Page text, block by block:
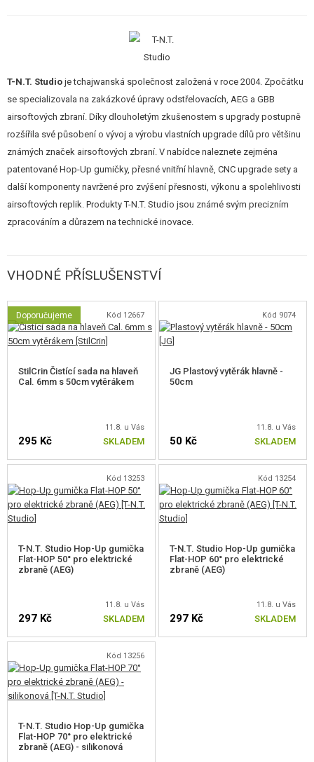
U klasické hlavně je kulička při průchodu přes hop-up přítlak tlačena na
spodní stranu hlavně. Tím se zvyšuje tření a snižuje efekt hop-up.
Na začátku S+ hlavně, v oblasti hop-up přítlaku, je na spodní straně hlavně
mikro výstupek
(výška 0,04 mm), který nadzvedává / vystřeďuje kuličku v
hlavni a
snižuje její tření
o hlaveň v počáteční fázi výstřelu. To umožňuje
efektivněji využít hop-up a získat
větší rotaci při minimální ztrátě energie.
hlavně - 6,03 mm na začátku a na konci 6,35 mm s drážkováním -
vzduchovými kanálky. Díky nim se proud vzduchu za kuličkou usměrní a
nežádoucí turbulence se tak sníží na minimum.
Úzké přesné hlavně (tzv. tight bore) mají výhodu především v tom, že je
průměrem (tzv. wide bore) mají zase pozitivní vliv především na přesnost
kuličky, protože ta se v takové míře neodráží o stěny hlavně a díky tomu je
stabilnější, ale právě vlivem tohoto "úniku" vzduchu lehce snižují výkon.
Tato řada hlavní od T-N.T.kombinuje výhody obojího. Hlaveň má po
většinu své délky úzký průměr6,03 mmpro docílení dobrétěsnosti a
průměr6,35 mm s drážkováním pro její lepší stabilizaci.
Hlaveň je navržená s využitím nejmodernějších technologií
, a zvyšuje
nejen přesnost , ale takédostřelo 30-50%.
T-N.T. Studio je tchajwanská společnost založená v roce 2004. Zpočátku
se specializovala na zakázkové úpravy odstřelovacích, AEG a GBB
airsoftových zbraní. Díky dlouholetým zkušenostem s upgrady postupně
rozšířila své působení o vývoj a výrobu vlastních upgrade dílů pro většinu
známých značek airsoftových zbraní. V nabídce naleznete zejména
patentované Hop-Up gumičky, přesné vnitřní hlavně, CNC upgrade sety a
další komponenty navržené pro zvýšení přesnosti, výkonu a spolehlivosti
airsoftových replik. Produkty T-N.T. Studio jsou známé svým precizním
zpracováním a důrazem na technické inovace.
VHODNÉ PŘÍSLUŠENSTVÍ
Doporučujeme Kód 12667
StilCrin Čistící sada na hlaveň
Cal. 6mm s 50cm vytěrákem
11.8. u Vás
295 Kč SKLADEM
Kód 9074
JG Plastový vytěrák hlavně -
50cm
11.8. u Vás
50 Kč SKLADEM
Kód 13253
T-N.T. Studio Hop-Up gumička
Flat-HOP 50° pro elektrické
zbraně (AEG)
11.8. u Vás
297 Kč SKLADEM
Kód 13254
T-N.T. Studio Hop-Up gumička
Flat-HOP 60° pro elektrické
zbraně (AEG)
11.8. u Vás
297 Kč SKLADEM
Kód 13256
T-N.T. Studio Hop-Up gumička
Flat-HOP 70° pro elektrické
zbraně (AEG) - silikonová